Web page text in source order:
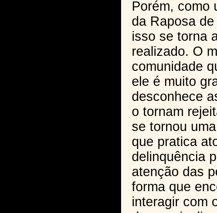
Porém, como
da Raposa
isso se torna
realizado. O
comunidade
ele é muito
desconhece
o tornam
se tornou
que pratica
delinquência
atenção das
forma que
interagir com